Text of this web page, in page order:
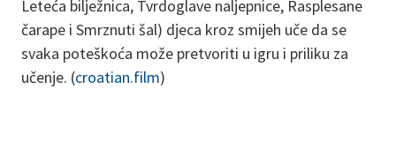
Leteća bilježnica, Tvrdoglave naljepnice, Rasplesane
čarape i Smrznuti šal) djeca kroz smijeh uče da se
svaka poteškoća može pretvoriti u igru i priliku za
učenje. (croatian.film)